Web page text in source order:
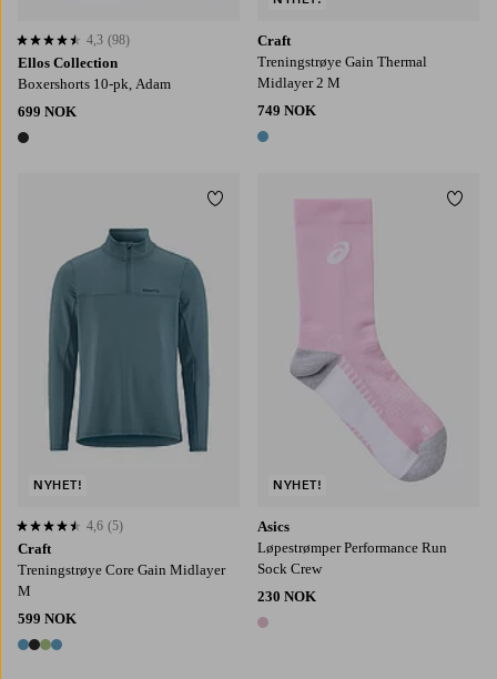
Ellos Collection
Boxershorts 10-pk, Adam
699 NOK
1 farge
4,3 basert på 98 karaktergivninger
4,3 (98)
Craft
Treningstrøye Gain Thermal
Midlayer 2 M
749 NOK
1 farge
Craft
Treningstrøye Core Gain Midlayer
M
599 NOK
4 farger
4,6 basert på 5 karaktergivninger
4,6 (5)
NYHET!
Legg til favoritter
Asics
Løpestrømper Performance Run
Sock Crew
230 NOK
1 farge
NYHET!